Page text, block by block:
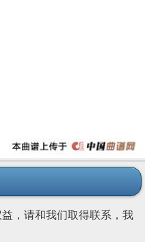
，请和我们取得联系，我